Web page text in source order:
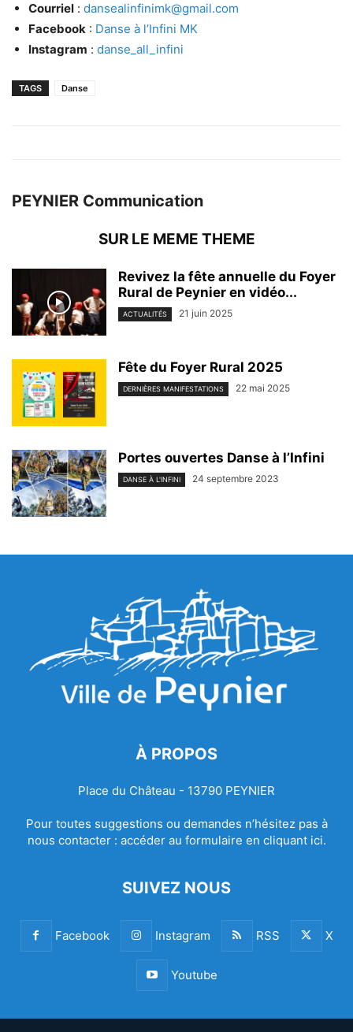
Courriel : dansealinfinimk@gmail.com
Facebook : Danse à l’Infini MK
Instagram : danse_all_infini
TAGS Danse
PEYNIER Communication
SUR LE MEME THEME
Revivez la fête annuelle du Foyer
Rural de Peynier en vidéo...
ACTUALITÉS 21 juin 2025
Fête du Foyer Rural 2025
DERNIÈRES MANIFESTATIONS 22 mai 2025
Portes ouvertes Danse à l’Infini
DANSE À L'INFINI 24 septembre 2023
À PROPOS
Place du Château - 13790 PEYNIER
Pour toutes suggestions ou demandes n’hésitez pas à
nous contacter : accéder au formulaire en cliquant ici.
SUIVEZ NOUS
Facebook Instagram RSS X
Youtube